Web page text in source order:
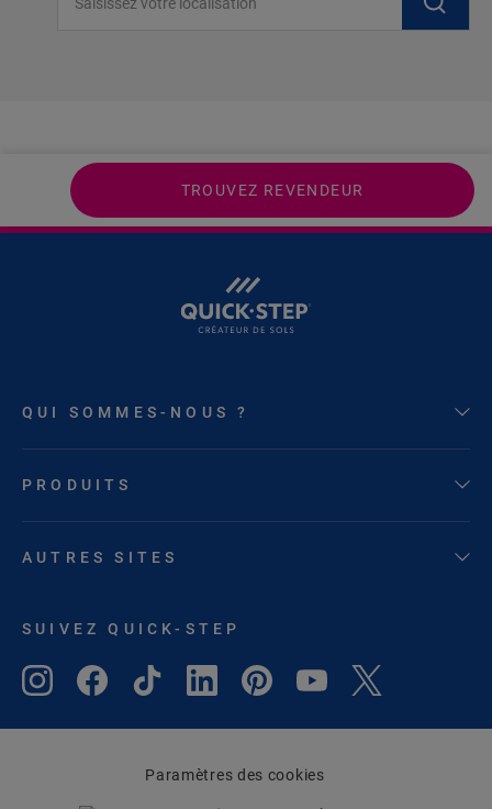
TROUVEZ REVENDEUR
QUI SOMMES-NOUS ?
PRODUITS
AUTRES SITES
SUIVEZ QUICK-STEP
Paramètres des cookies